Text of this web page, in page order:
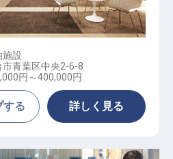
部マネージャー
施設
市青葉区中央2-6-8
円～400,000円
する 詳しく見る